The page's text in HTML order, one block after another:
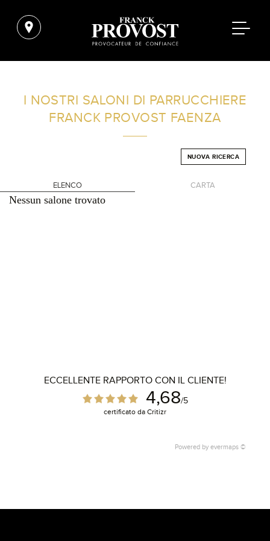
FILTRI AVANZATI
I NOSTRI SALONI DI PARRUCCHIERE
FRANCK PROVOST FAENZA
NUOVA RICERCA
ELENCO CARTA
Nessun salone trovato
ECCELLENTE RAPPORTO CON IL CLIENTE!
4,68/5
certificato da Critizr
Powered by evermaps ©